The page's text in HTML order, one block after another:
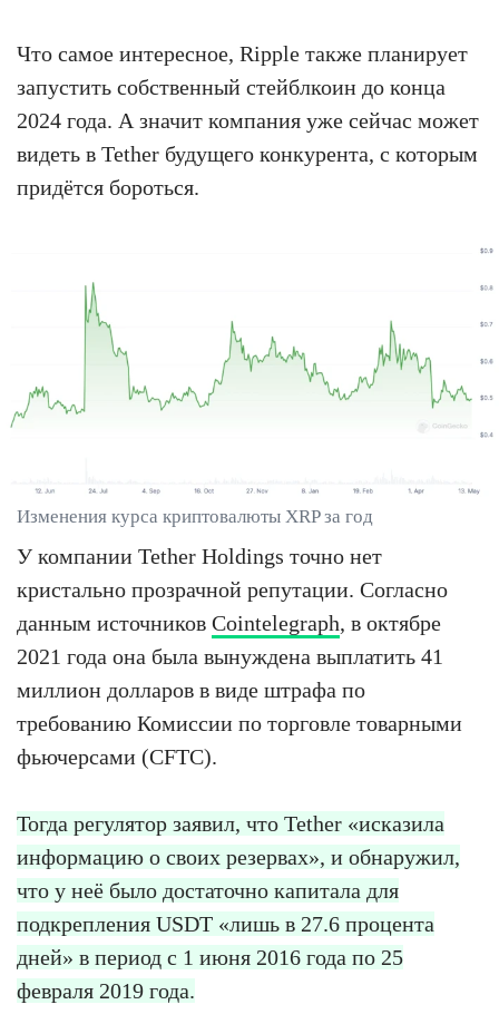
Что самое интересное, Ripple также планирует
запустить собственный стейблкоин до конца
2024 года. А значит компания уже сейчас может
видеть в Tether будущего конкурента, с которым
придётся бороться.
Изменения курса криптовалюты XRP за год
У компании Tether Holdings точно нет
кристально прозрачной репутации. Согласно
данным источников Cointelegraph, в октябре
2021 года она была вынуждена выплатить 41
миллион долларов в виде штрафа по
требованию Комиссии по торговле товарными
фьючерсами (CFTC).
Тогда регулятор заявил, что Tether «исказила
информацию о своих резервах», и обнаружил,
что у неё было достаточно капитала для
подкрепления USDT «лишь в 27.6 процента
дней» в период с 1 июня 2016 года по 25
февраля 2019 года.